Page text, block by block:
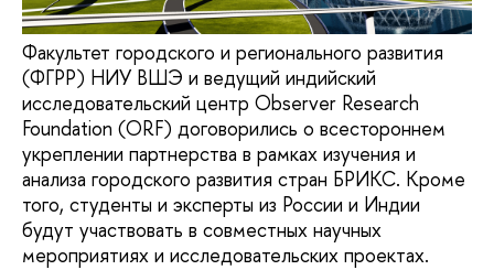
Факультет городского и регионального развития
(ФГРР) НИУ ВШЭ и ведущий индийский
исследовательский центр Observer Research
Foundation (ORF) договорились о всестороннем
укреплении партнерства в рамках изучения и
анализа городского развития стран БРИКС. Кроме
того, студенты и эксперты из России и Индии
будут участвовать в совместных научных
мероприятиях и исследовательских проектах.